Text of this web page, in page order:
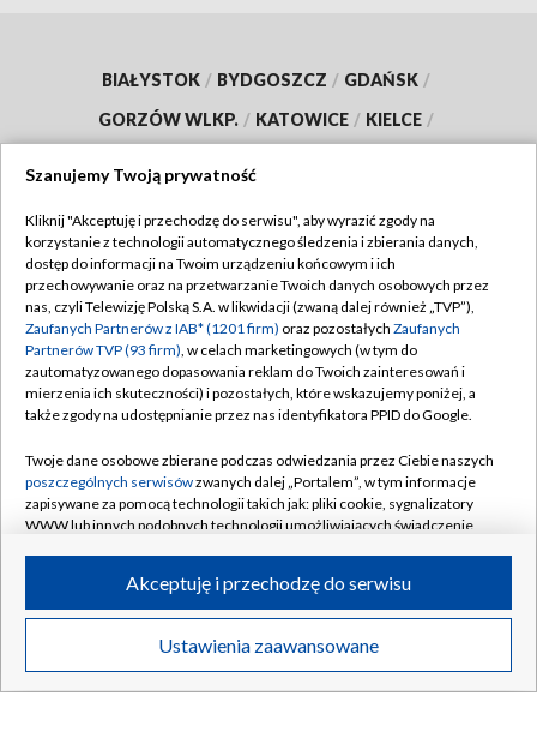
BIAŁYSTOK / BYDGOSZCZ / GDAŃSK /
GORZÓW WLKP. / KATOWICE / KIELCE /
SZCZECIN / WARSZAWA / WROCŁAW
Dołącz do nas:
TVP
Emisja w TVP
Centrum informacji TVP
Naziemna Telewizja Cyfrowa
Sklep TVP
Rada Programowa
System NOS
Regulamin TVP
Polityka prywatności
Moje zgody
Kontakt
Szanujemy Twoją prywatność
Kliknij "Akceptuję i przechodzę do serwisu", aby wyrazić zgody na
korzystanie z technologii automatycznego śledzenia i zbierania danych,
dostęp do informacji na Twoim urządzeniu końcowym i ich
przechowywanie oraz na przetwarzanie Twoich danych osobowych przez
nas, czyli Telewizję Polską S.A. w likwidacji (zwaną dalej również „TVP”),
Zaufanych Partnerów z IAB* (1201 firm) oraz pozostałych Zaufanych
Partnerów TVP (93 firm), w celach marketingowych (w tym do
zautomatyzowanego dopasowania reklam do Twoich zainteresowań i
mierzenia ich skuteczności) i pozostałych, które wskazujemy poniżej, a
także zgody na udostępnianie przez nas identyfikatora PPID do Google.
Twoje dane osobowe zbierane podczas odwiedzania przez Ciebie naszych
poszczególnych serwisówzwanych dalej „Portalem”, w tym informacje
zapisywane za pomocą technologii takich jak: pliki cookie, sygnalizatory
WWW lub innych podobnych technologii umożliwiających świadczenie
ruchu w Internecie.
Twoje dane osobowe zbierane podczas odwiedzania przez Ciebie
poszczególnych serwisówna Portalu, takie jak adresy IP, identyfikatory
Ustawienia zaawansowane
Akceptuję i przechodzę do serwisu